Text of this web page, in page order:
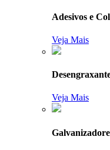
Adesivos e
Veja Mais
Veja Mais